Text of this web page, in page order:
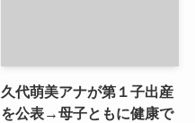
久代萌美アナが第１子出産
を公表→母子ともに健康で